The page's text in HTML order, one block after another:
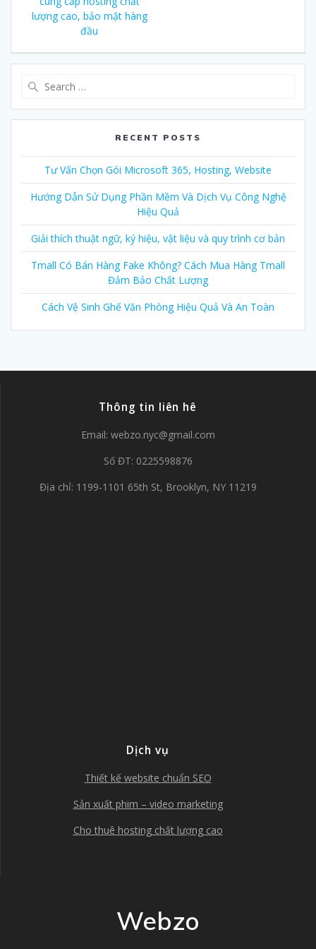
navigation
lượng cao, bảo mật hàng
đầu
RECENT POSTS
Tư Vấn Chọn Gói Microsoft 365, Hosting, Website
Hướng Dẫn Sử Dụng Phần Mềm Và Dịch Vụ Công Nghệ
Hiệu Quả
Giải thích thuật ngữ, ký hiệu, vật liệu và quy trình cơ bản
Tmall Có Bán Hàng Fake Không? Cách Mua Hàng Tmall
Đảm Bảo Chất Lượng
Cách Vệ Sinh Ghế Văn Phòng Hiệu Quả Và An Toàn
Thông tin liên hê
Email: webzo.nyc@gmail.com
Số ĐT: 0225598876
Địa chỉ: 1199-1101 65th St, Brooklyn, NY 11219
Dịch vụ
Thiết kế website chuẩn SEO
Sản xuất phim – video marketing
Cho thuê hosting chất lượng cao
Webzo